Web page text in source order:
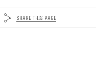
SHARE THIS PAGE